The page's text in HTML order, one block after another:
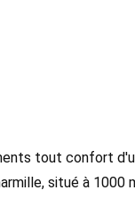
tout confort
situé à